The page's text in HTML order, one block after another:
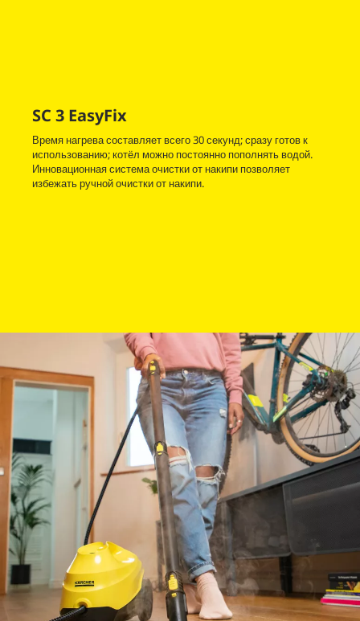
SC 3 EasyFix
Время нагрева составляет всего 30 секунд; сразу готов к
использованию; котёл можно постоянно пополнять водой.
Инновационная система очистки от накипи позволяет
избежать ручной очистки от накипи.